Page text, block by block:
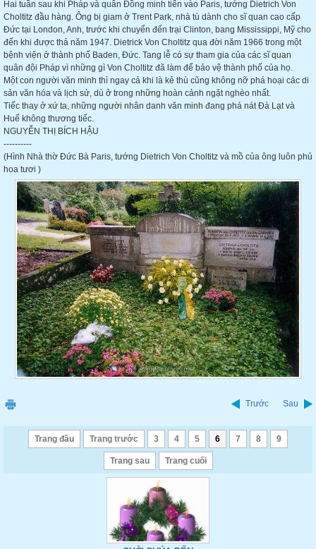
Hai tuần sau khi Pháp và quân Đồng minh tiến vào Paris, tướng Dietrich Von
Choltitz đầu hàng. Ông bị giam ở Trent Park, nhà tù dành cho sĩ quan cao cấp
Đức tại London, Anh, trước khi chuyển đến trại Clinton, bang Mississippi, Mỹ cho
đến khi được thả năm 1947. Dietrick Von Choltitz qua đời năm 1966 trong một
bệnh viện ở thành phố Baden, Đức. Tang lễ có sự tham gia của các sĩ quan
quân đội Pháp vì những gì Von Choltitz đã làm để bảo vệ thành phố của họ.
Một con người văn minh thì ngay cả khi là kẻ thù cũng không nỡ phá hoại các di
sản văn hóa và lịch sử, dù ở trong những hoàn cảnh ngặt nghèo nhất.
Tiếc thay ở xứ ta, những người nhân danh văn minh đang phá nát Đà Lạt và
Huế không thương tiếc.
NGUYỄN THỊ BÍCH HẬU
----------
(Hình Nhà thờ Đức Bà Paris, tướng Dietrich Von Choltitz và mồ của ông luôn phủ
hoa tươi )
Trước Sau
Trang đầu Trang trước 3 4 5 6 7 8 9
Trang sau Trang cuối